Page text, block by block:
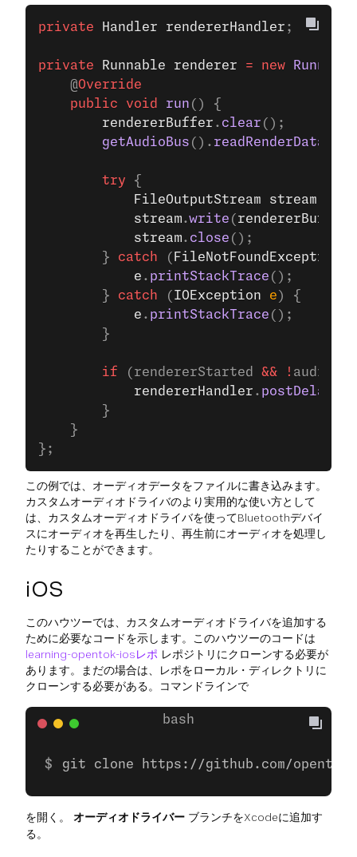
private Handler rendererHandler ;
private Runnable renderer = new Runnable
    @
Override
    public
void run () {
        rendererBuffer
. clear ();
        getAudioBus
(). readRenderData
        try
{
            FileOutputStream
stream
            stream
.write ( rendererBuffer
            stream
. close ();
        }
catch ( FileNotFoundException
            e
. printStackTrace ();
        }
catch ( IOException e ) {
            e
. printStackTrace ();
        }
        if
(rendererStarted && !
            rendererHandler
. postDelayed
        }
    }
};
この例では、オーディオデータをファイルに書き込みます。
カスタムオーディオドライバのより実用的な使い方として
は、カスタムオーディオドライバを使ってBluetoothデバイ
スにオーディオを再生したり、再生前にオーディオを処理し
たりすることができます。
iOS
このハウツーでは、カスタムオーディオドライバを追加する
ために必要なコードを示します。このハウツーのコードは
learning-opentok-iosレポ レポジトリにクローンする必要が
あります。まだの場合は、レポをローカル・ディレクトリに
クローンする必要がある。コマンドラインで
git clone https://github.com/
を開く。 オーディオドライバー ブランチをXcodeに追加す
る。